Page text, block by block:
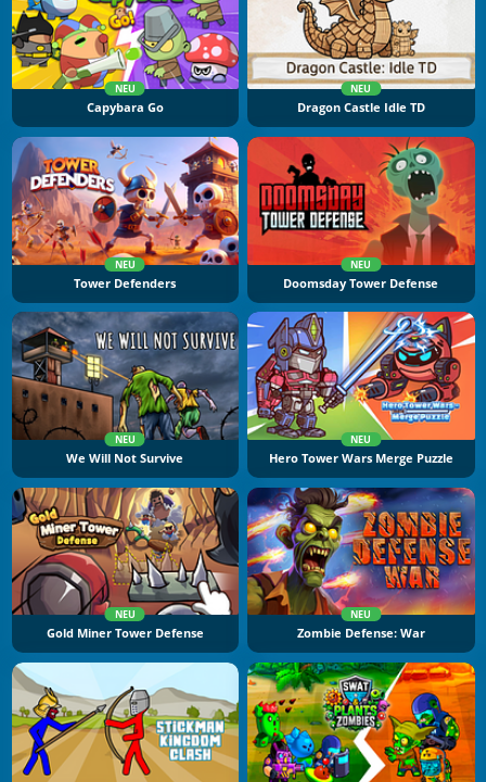
NEU
Capybara Go
NEU
Dragon Castle Idle TD
NEU
Tower Defenders
NEU
Doomsday Tower Defense
NEU
We Will Not Survive
NEU
Hero Tower Wars Merge Puzzle
NEU
Gold Miner Tower Defense
NEU
Zombie Defense: War